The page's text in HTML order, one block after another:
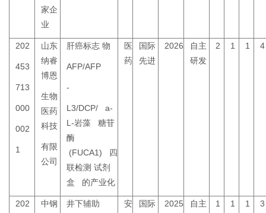
家企
业
202
453
713
000
002
1
山东
纳睿
博恩
生物
医药
科技
有限
公司
肝癌标志 物
AFP/AFP
-
L3/DCP/
a-
L-岩藻
糖苷
酶
(FUCA1)
四
联检测 试剂
盒
的产业化
医
药
国际
先进
2026
自主
研发
2 1 1 4
202
中钢
井下辅助
安
国际
2025
自主
1 1 1 3